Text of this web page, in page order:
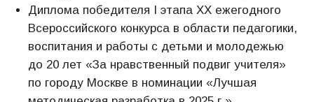
Диплома победителя I этапа ХХ ежегодного
Всероссийского конкурса в области педагогики,
воспитания и работы с детьми и молодежью
до 20 лет «За нравственный подвиг учителя»
по городу Москве в номинации «Лучшая